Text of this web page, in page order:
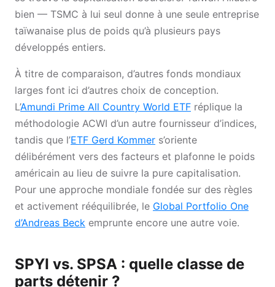
bien — TSMC à lui seul donne à une seule entreprise
taïwanaise plus de poids qu’à plusieurs pays
développés entiers.
À titre de comparaison, d’autres fonds mondiaux
larges font ici d’autres choix de conception.
L’Amundi Prime All Country World ETF réplique la
méthodologie ACWI d’un autre fournisseur d’indices,
tandis que l’ETF Gerd Kommer s’oriente
délibérément vers des facteurs et plafonne le poids
américain au lieu de suivre la pure capitalisation.
Pour une approche mondiale fondée sur des règles
et activement rééquilibrée, le Global Portfolio One
d’Andreas Beck emprunte encore une autre voie.
SPYI vs. SPSA : quelle classe de
parts détenir ?